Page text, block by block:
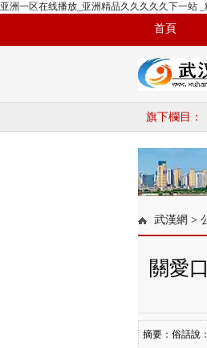
亚洲一区在线播放_亚洲精品久久久久久下一站
首頁
旗下欄目：
武漢網 >
關愛
摘要：俗話說